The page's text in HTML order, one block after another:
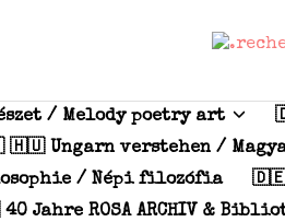
/ Melody poetry art
Ungarn verstehen /
/ Népi filozófia
🇩🇪
Jahre ROSA ARCHIV &